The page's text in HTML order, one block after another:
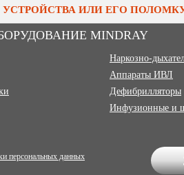
УСТРОЙСТВА ИЛИ ЕГО
MINDRAY
Наркозно-
Аппараты ИВЛ
Дефибрилляторы
Инфузионные и
персональных данных